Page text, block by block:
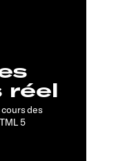
réel
des
5